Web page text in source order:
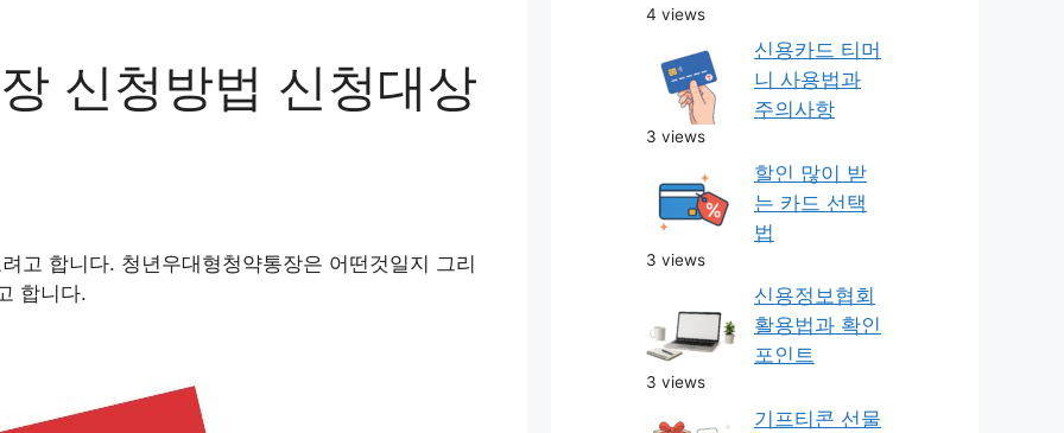
신청방법 신청대상
고 합니다. 청년우대형청약통장은 어떤것일지 그리
합니다.
4 views
신용카드 티머
니 사용법과
주의사항
3 views
할인 많이 받
는 카드 선택
법
3 views
신용정보협회
활용법과 확인
포인트
3 views
기프티콘 선물